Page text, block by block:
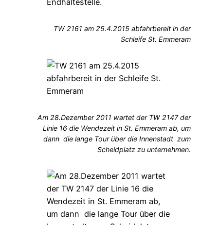
TW 2161 am 25.4.2015 abfahrbereit in der
Schleife St. Emmeram
Am 28.Dezember 2011 wartet der TW 2147 der
Linie 16 die Wendezeit in St. Emmeram ab, um
dann die lange Tour über die Innenstadt zum
Scheidplatz zu unternehmen.